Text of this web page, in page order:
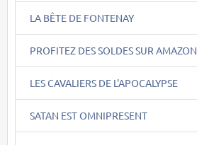
LA BÊTE DE FONTENAY
PROFITEZ DES SOLDES SUR AMAZON
LES CAVALIERS DE L'APOCALYPSE
SATAN EST OMNIPRESENT